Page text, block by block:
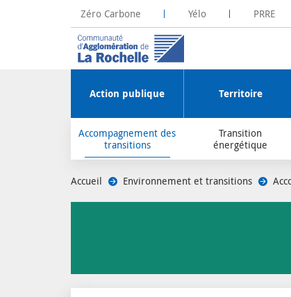
Zéro Carbone
La Rochelle Territoire Zéro Carbone
Yélo PRRE
Action publique Territoire
Accompagnement des
transitions
Transition
énergétique
Accueil Environnement et transitions